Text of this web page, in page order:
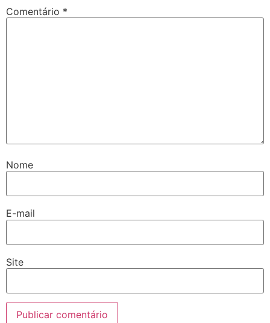
Comentário *
Nome
E-mail
Site